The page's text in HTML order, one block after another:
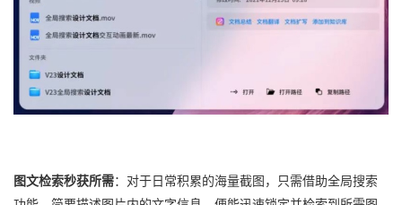
图文检索秒获所需：对于日常积累的海量截图，只需借助全局搜索